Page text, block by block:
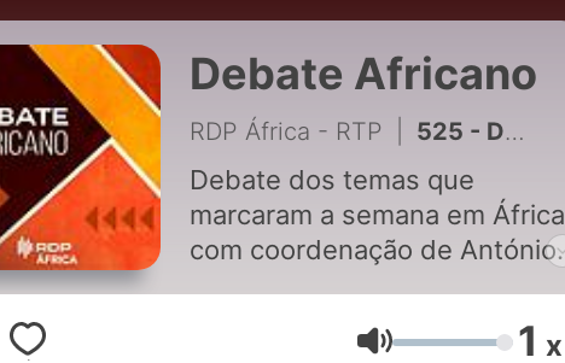
Debate Africano
RDP África - RTP 525 - Debate Africano
Debate dos temas que
marcaram a semana em África
com coordenação de António
Sheila Khan, Tony Tcheka e
Abílio Neto. Transmissão:
Volume 1 x